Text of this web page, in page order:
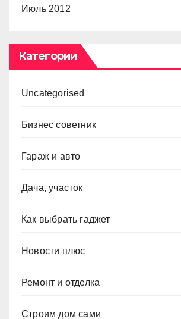
Июль 2012
Категории
Uncategorised
Бизнес советник
Гараж и авто
Дача, участок
Как выбрать гаджет
Новости плюс
Ремонт и отделка
Строим дом сами